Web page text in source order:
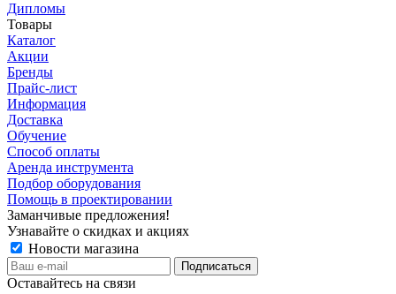
Дипломы
Товары
Каталог
Акции
Бренды
Прайс-лист
Информация
Доставка
Обучение
Способ оплаты
Аренда инструмента
Подбор оборудования
Помощь в проектировании
Заманчивые предложения!
Узнавайте о скидках и акциях
Новости магазина
Оставайтесь на связи